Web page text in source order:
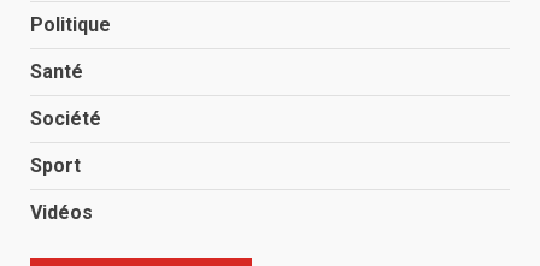
Politique
Santé
Société
Sport
Vidéos